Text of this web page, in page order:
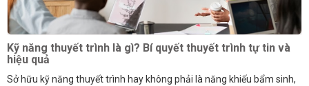
Kỹ năng thuyết trình là gì? Bí quyết thuyết trình tự tin và
hiệu quả
Sở hữu kỹ năng thuyết trình hay không phải là năng khiếu bẩm sinh,